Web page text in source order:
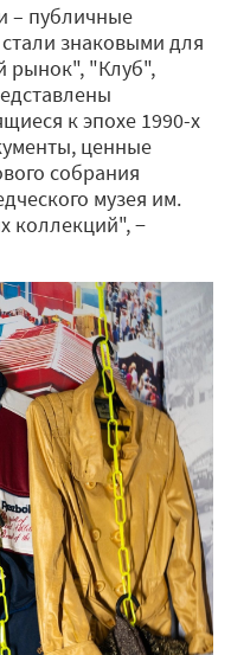
– публичные
знаковыми для
рынок", "Клуб",
к эпохе 1990-х
ценные
собрания
музея им.
коллекций", −